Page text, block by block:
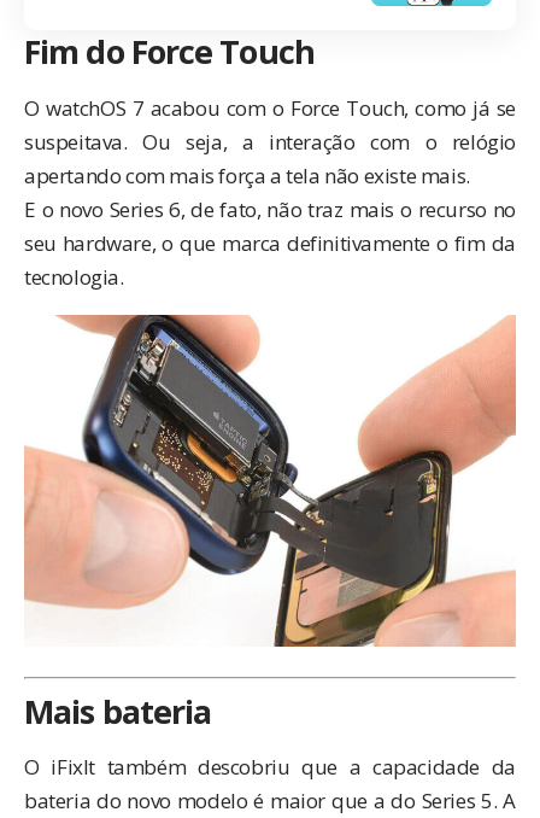
Fim do Force Touch
O watchOS 7 acabou com o Force Touch, como já se
suspeitava. Ou seja, a interação com o relógio
apertando com mais força a tela não existe mais.
E o novo Series 6, de fato, não traz mais o recurso no
seu hardware, o que marca definitivamente o fim da
tecnologia.
Mais bateria
O iFixIt também descobriu que a capacidade da
bateria do novo modelo é maior que a do Series 5. A